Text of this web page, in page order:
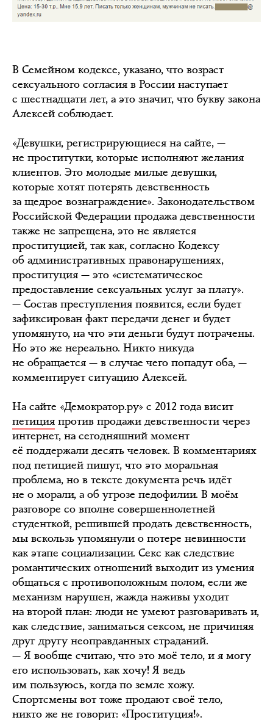
В Семейном кодексе, указано, что возраст
сексуального согласия в России наступает
с шестнадцати лет, а это значит, что букву закона
Алексей соблюдает.
«Девушки, регистрирующиеся на сайте, —
не проститутки, которые исполняют желания
клиентов. Это молодые милые девушки,
которые хотят потерять девственность
за щедрое вознаграждение». Законодательством
Российской Федерации продажа девственности
также не запрещена, это не является
проституцией, так как, согласно Кодексу
об административных правонарушениях,
проституция — это «систематическое
предоставление сексуальных услуг за плату».
— Состав преступления появится, если будет
зафиксирован факт передачи денег и будет
упомянуто, на что эти деньги будут потрачены.
Но это же нереально. Никто никуда
не обращается — в случае чего попадут оба, —
комментирует ситуацию Алексей.
На сайте «Демократор.ру» с 2012 года висит
петиция против продажи девственности через
интернет, на сегодняшний момент
её поддержали десять человек. В комментариях
под петицией пишут, что это моральная
проблема, но в тексте документа речь идёт
не о морали, а об угрозе педофилии. В моём
разговоре со вполне совершеннолетней
студенткой, решившей продать девственность,
мы вскользь упомянули о потере невинности
как этапе социализации. Секс как следствие
романтических отношений выходит из умения
общаться с противоположным полом, если же
механизм нарушен, жажда наживы уходит
на второй план: люди не умеют разговаривать и,
как следствие, заниматься сексом, не причиняя
друг другу неоправданных страданий.
— Я вообще считаю, что это моё тело, и я могу
его использовать, как хочу! Я ведь
им пользуюсь, когда по земле хожу.
Спортсмены вот тоже продают своё тело,
никто же не говорит: «Проституция!».